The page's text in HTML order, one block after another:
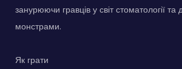
занурюючи гравців у світ стоматології та
монстрами.
Як грати